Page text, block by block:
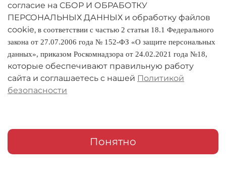
Политика конфиденциальности
Оплата и доставка
Условия обмена и возврата
Реквизиты
согласие на СБОР И ОБРАБОТКУ
ПЕРСОНАЛЬНЫХ ДАННЫХ и обработку файлов
cookie, в соответствии с частью 2 статьи 18.1 Федерального
закона от 27.07.2006 года № 152-ФЗ «О защите персональных
данных», приказом Роскомнадзора от 24.02.2021 года №18,
которые обеспечивают правильную работу
сайта и соглашаетесь с нашей Политикой
безопасности
Понятно